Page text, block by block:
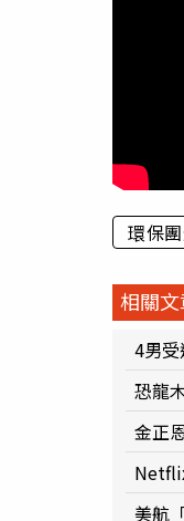
環保
相關
4男
恐龍
金正
美航